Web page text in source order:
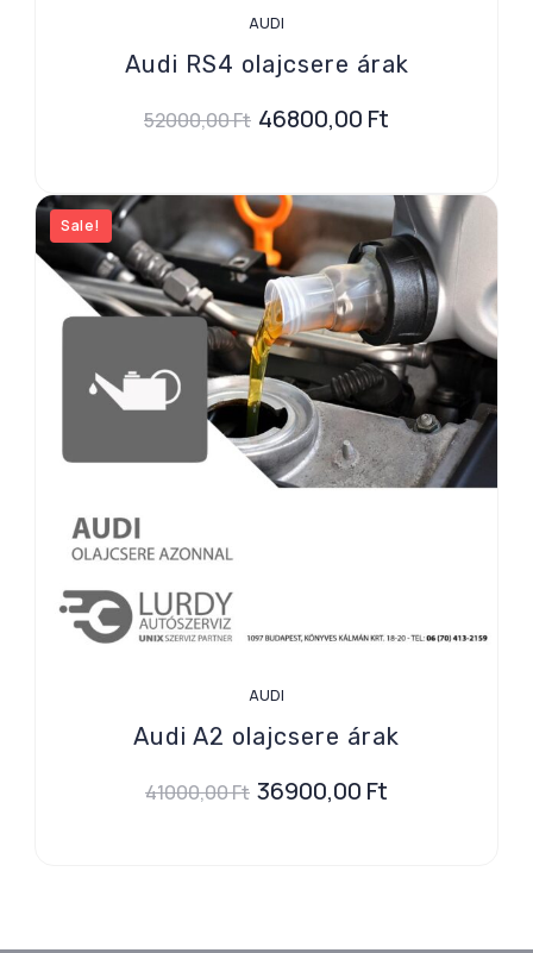
AUDI
Audi RS4 olajcsere árak
52000,00Ft 46800,00 Ft
Sale!
AUDI
Audi A2 olajcsere árak
41000,00Ft 36900,00 Ft